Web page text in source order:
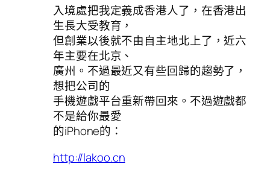
入境處把我定義成香港人了，在香港出
生長大受教育，
但創業以後就不由自主地北上了，近六
年主要在北京、
廣州。不過最近又有些回歸的趨勢了，
想把公司的
手機遊戲平台重新帶回來。不過遊戲都
不是給你最愛
的iPhone的：
http://lakoo.cn